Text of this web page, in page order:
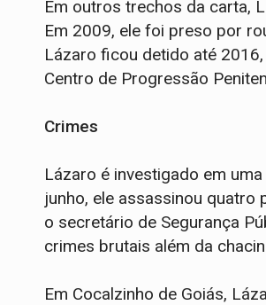
Em outros trechos da carta,
Em 2009, ele foi preso por
Lázaro ficou detido até
Centro de Progressão
Crimes
Lázaro é investigado em
junho, ele assassinou quatro
o secretário de Segurança
crimes brutais além da
Em Cocalzinho de Goiás,